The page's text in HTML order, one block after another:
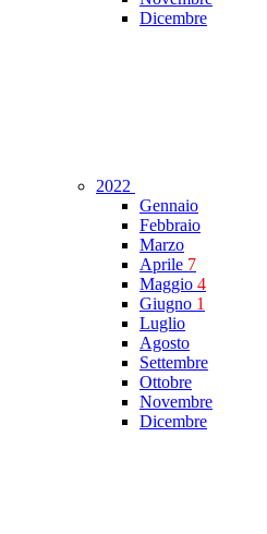
Dicembre
2022
Gennaio
Febbraio
Marzo
Aprile 7
Maggio 4
Giugno 1
Luglio
Agosto
Settembre
Ottobre
Novembre
Dicembre